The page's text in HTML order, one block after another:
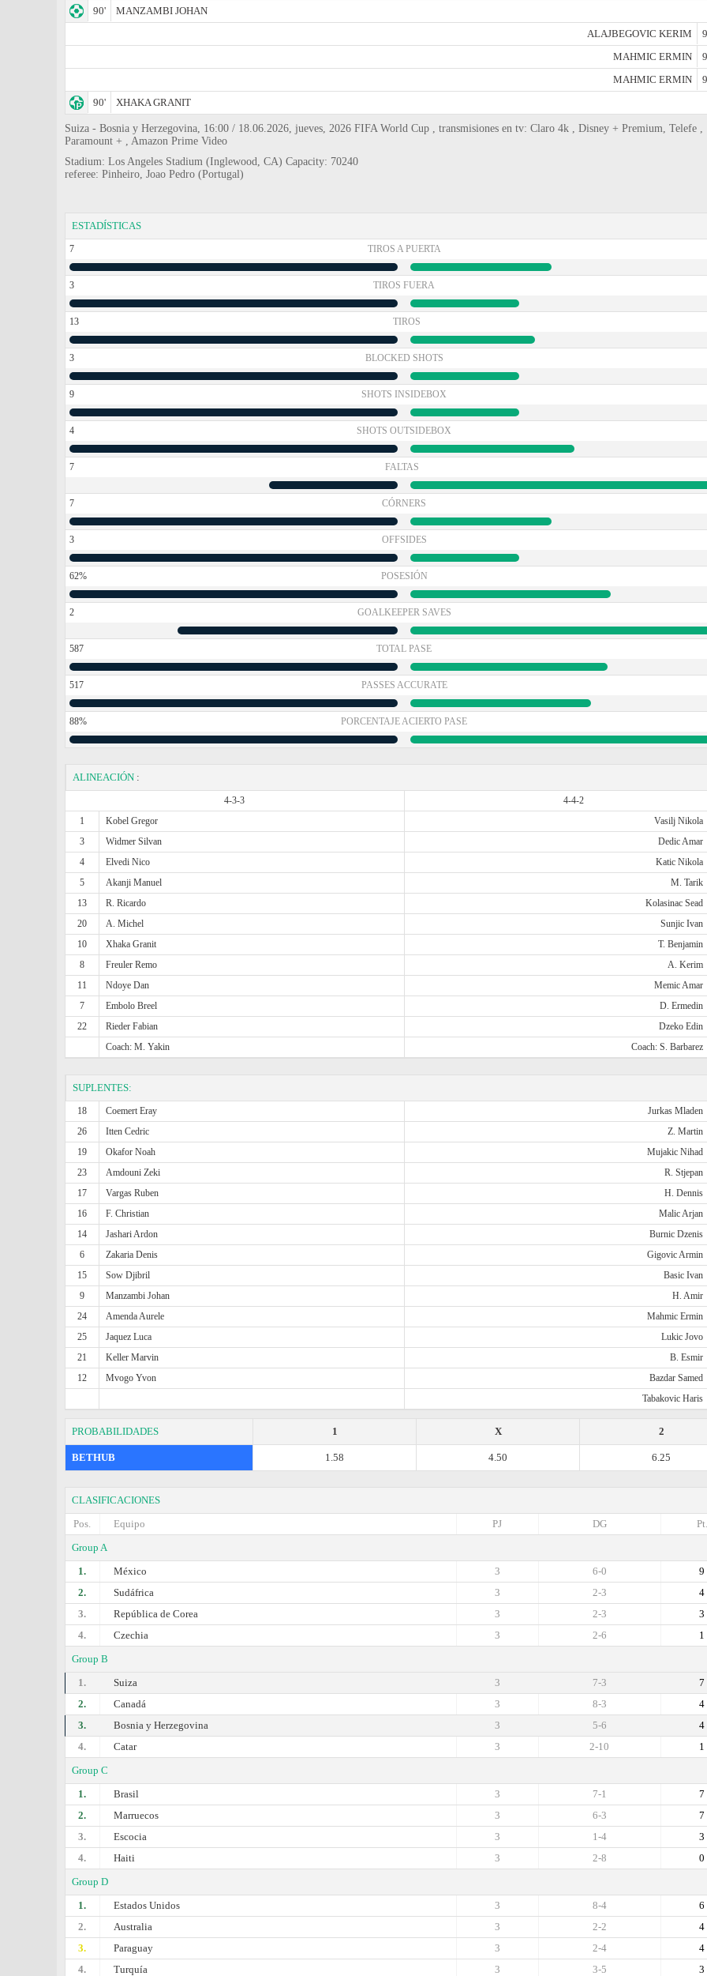
90'
MANZAMBI JOHAN
ALAJBEGOVIC KERIM
MAHMIC ERMIN
MAHMIC ERMIN
90'
XHAKA GRANIT
Suiza - Bosnia y Herzegovina, 16:00 / 18.06.2026, jueves, 2026 FIFA World Cup , transmisiones en tv: Claro 4k , Disney + Premium, Telefe ,
Paramount + , Amazon Prime Video
Stadium: Los Angeles Stadium (Inglewood, CA) Capacity: 70240
referee: Pinheiro, Joao Pedro (Portugal)
ESTADÍSTICAS
7 TIROS A PUERTA
3 TIROS FUERA
13 TIROS
3 BLOCKED SHOTS
9 SHOTS INSIDEBOX
4 SHOTS OUTSIDEBOX
7 FALTAS
7 CÓRNERS
3 OFFSIDES
62% POSESIÓN
2 GOALKEEPER SAVES
587 TOTAL PASE
517 PASSES ACCURATE
88% PORCENTAJE ACIERTO PASE
ALINEACIÓN :
4-3-3
4-4-2
1
Kobel Gregor Vasilj Nikola
3
Widmer Silvan Dedic Amar
4
Elvedi Nico Katic Nikola
5
Akanji Manuel M. Tarik
13
R. Ricardo Kolasinac Sead
20
A. Michel Sunjic Ivan
10
Xhaka Granit T. Benjamin
8
Freuler Remo A. Kerim
11
Ndoye Dan Memic Amar
7
Embolo Breel D. Ermedin
22
Rieder Fabian Dzeko Edin
Coach: M. Yakin
Coach: S. Barbarez
SUPLENTES:
18 Coemert Eray Jurkas Mladen
26
Itten Cedric Z. Martin
19
Okafor Noah Mujakic Nihad
23
Amdouni Zeki R. Stjepan
17
Vargas Ruben H. Dennis
16
F. Christian Malic Arjan
14
Jashari Ardon Burnic Dzenis
6
Zakaria Denis Gigovic Armin
15
Sow Djibril Basic Ivan
9
Manzambi Johan H. Amir
24
Amenda Aurele Mahmic Ermin
25
Jaquez Luca Lukic Jovo
21
Keller Marvin B. Esmir
12
Mvogo Yvon Bazdar Samed
Tabakovic Haris
PROBABILIDADES 2
X
1
BETHUB 6.25
4.50
1.58
CLASIFICACIONES
Pos.
Equipo Pt.
DG
PJ
Group A
1.
México 9
6-0
3
2.
Sudáfrica 4
2-3
3
3.
República de Corea 3
2-3
3
4.
Czechia 1
2-6
3
Group B
1.
Suiza 7
7-3
3
2.
Canadá 4
8-3
3
3.
Bosnia y Herzegovina 4
5-6
3
4.
Catar 1
2-10
3
Group C
1.
Brasil 7
7-1
3
2.
Marruecos 7
6-3
3
3.
Escocia 3
1-4
3
4.
Haiti 0
2-8
3
Group D
1.
Estados Unidos 6
8-4
3
2.
Australia 4
2-2
3
3.
Paraguay 4
2-4
3
4.
Turquía 3
3-5
3